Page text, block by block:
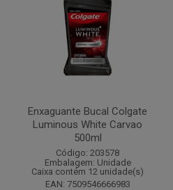
Enxaguante Bucal Colgate
Luminous White Carvao
500ml
Código: 203578
Embalagem: Unidade
Caixa contém 12 unidade(s)
EAN: 7509546666983